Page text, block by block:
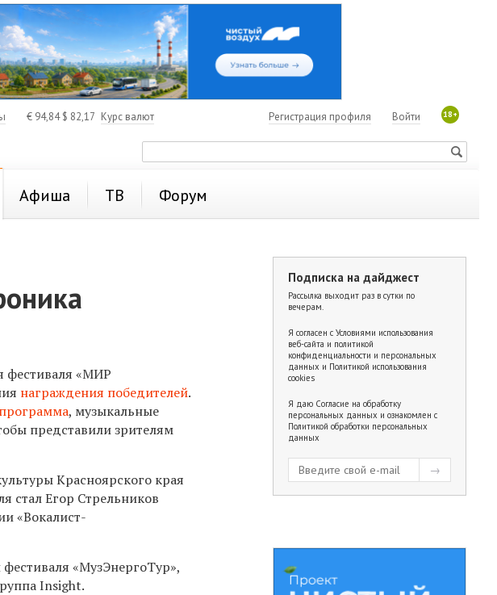
€ 94,84$ 82,17 Курс валют 18+
Войти
Регистрация профиля
Афиша ТВ Форум
фестиваля «МИР
награждения победителей.
, музыкальные
представили зрителям
Красноярского края
стал Егор Стрельников
«Вокалист-
фестиваля «МузЭнергоТур»,
Insight.
Подписка на дайджест
Рассылка выходит раз в сутки по
вечерам.
Я согласен с Условиями использования
веб-сайта и политикой
конфиденциальности и персональных
данных и Политикой использования
cookies
Я даю Согласие на обработку
персональных данных и ознакомлен с
Политикой обработки персональных
данных